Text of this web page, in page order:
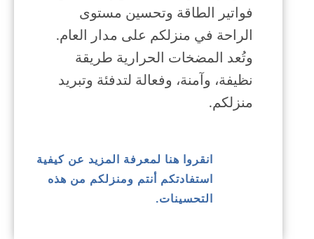
فواتير الطاقة وتحسين مستوى
الراحة في منزلكم على مدار العام.
وتُعد المضخات الحرارية طريقة
نظيفة، وآمنة، وفعالة لتدفئة وتبريد
منزلكم.
انقروا هنا لمعرفة المزيد عن كيفية
استفادتكم أنتم ومنزلكم من هذه
التحسينات.